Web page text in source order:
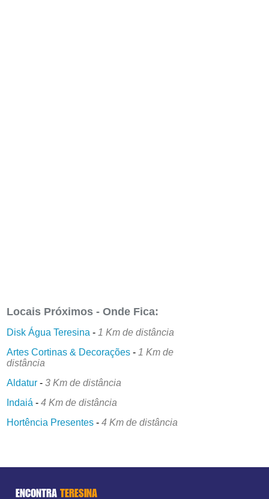
Locais Próximos - Onde Fica:
Disk Água Teresina - 1 Km de distância
Artes Cortinas & Decorações - 1 Km de
distância
Aldatur -3 Km de distância
Indaiá -4 Km de distância
Hortência Presentes -4 Km de distância
ENCONTRA TERESINA